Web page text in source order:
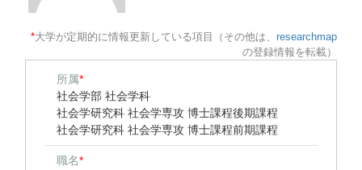
*大学が定期的に情報更新している項目（その他は、 researchmap
の登録情報を転載）
所属*
社会学部 社会学科
社会学研究科 社会学専攻 博士課程後期課程
社会学研究科 社会学専攻 博士課程前期課程
職名*